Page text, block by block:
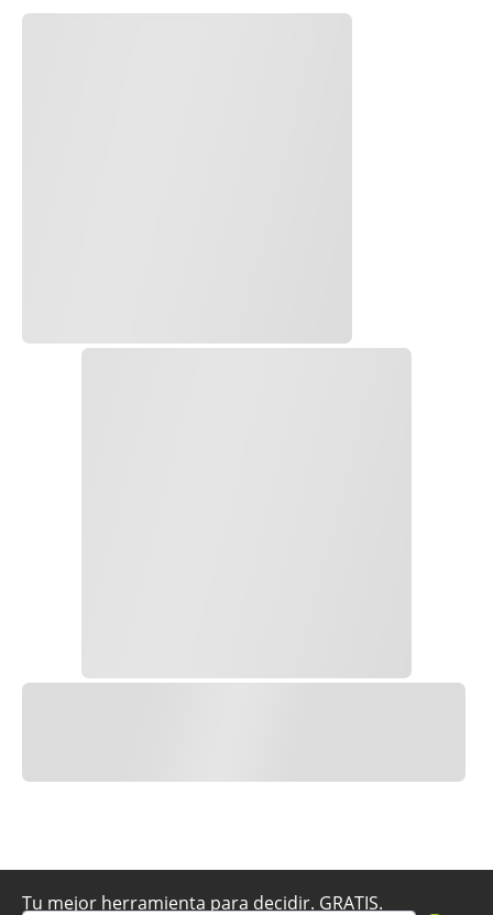
Tu mejor herramienta para decidir. GRATIS.